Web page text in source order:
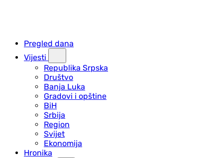
Pregled dana
Vijesti
Republika Srpska
Društvo
Banja Luka
Gradovi i opštine
BiH
Srbija
Region
Svijet
Ekonomija
Hronika